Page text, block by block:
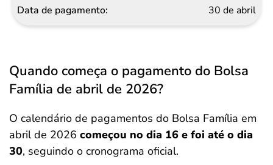
30 de abril
Quando começa o pagamento do Bolsa
Família de abril de 2026?
O calendário de pagamentos do Bolsa Família em
abril de 2026 começou no dia 16 e foi até o dia
30, seguindo o cronograma oficial.